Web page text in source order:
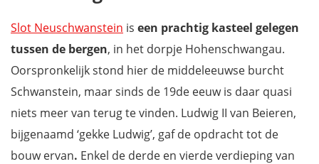
Maak een ritje met de zweeftrein in Wuppertal
De Duitse Waddeneilanden
Brandenburger Tor, Berlijn
Landschaftspark Duisburg-Nord
Slot Neuschwanstein is een prachtig kasteel gelegen
tussen de bergen, in het dorpje Hohenschwangau.
Oorspronkelijk stond hier de middeleeuwse burcht
Schwanstein, maar sinds de 19de eeuw is daar quasi
niets meer van terug te vinden. Ludwig II van Beieren,
bijgenaamd ‘gekke Ludwig’, gaf de opdracht tot de
bouw ervan. Enkel de derde en vierde verdieping van